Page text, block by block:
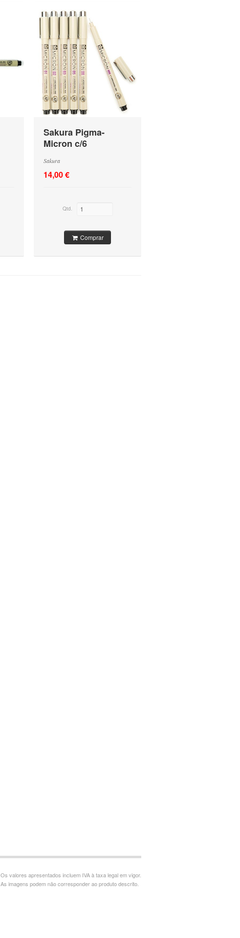
Sakura Pigma-
Micron c/6
Sakura
14,00 €
Qtd.
Comprar
Os valores apresentados incluem IVA à taxa legal em vigor.
As imagens podem não corresponder ao produto descrito.